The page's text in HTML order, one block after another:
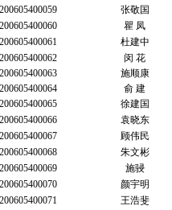
张敬国
瞿 凤
杜建中
闵 花
施顺康
俞 建
徐建国
袁晓东
顾伟民
朱文彬
施骎
颜宇明
王浩斐